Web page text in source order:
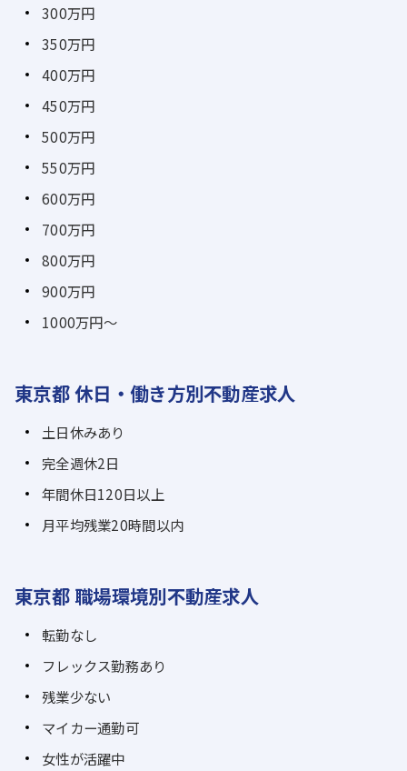
300万円
350万円
400万円
450万円
500万円
550万円
600万円
700万円
800万円
900万円
1000万円～
東京都 休日・働き方別不動産求人
土日休みあり
完全週休2日
年間休日120日以上
月平均残業20時間以内
東京都 職場環境別不動産求人
転勤なし
フレックス勤務あり
残業少ない
マイカー通勤可
女性が活躍中